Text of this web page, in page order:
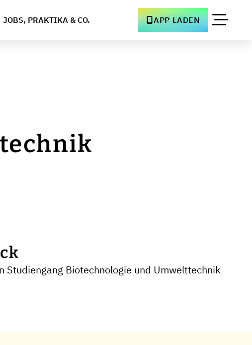
JOBS, PRAKTIKA & CO. APP LADEN
Studiengang Biotechnologie und Umwelttechnik